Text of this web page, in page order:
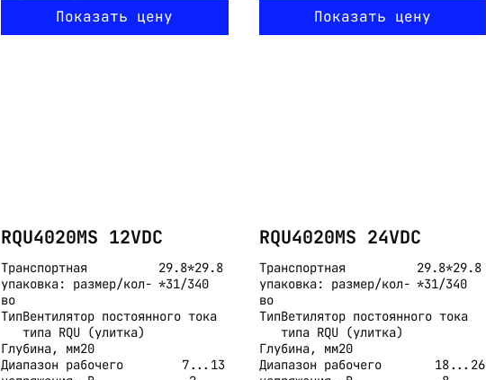
Показать цену Показать цену
RQU4020MS 12VDC
Транспортная
упаковка: размер/кол-
во
29.8*29.8
*31/340
ТипВентилятор постоянного тока
типа RQU (улитка)
Глубина, мм20
Диапазон рабочего
7...13
RQU4020MS 24VDC
Транспортная
упаковка: размер/кол-
во
29.8*29.8
*31/340
ТипВетилятор постоянного тока
типа RQU (улитка)
Глубина, мм20
Диапазон рабочего
18...26